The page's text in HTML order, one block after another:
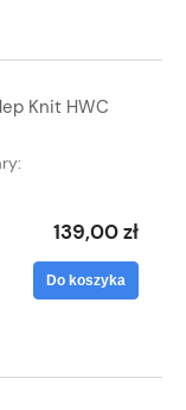
Knit HWC
139,00 zł
Do koszyka